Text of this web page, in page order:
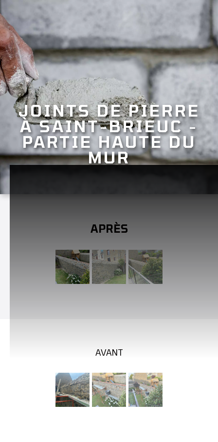
JOINTS DE PIERRE
À SAINT-BRIEUC -
PARTIE HAUTE DU
MUR
APRÈS
AVANT